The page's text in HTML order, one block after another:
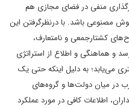
منفی در فضای مجازی هم
مصنوعی باشد. با درنظرگرفتن این
کشتارجمعی و نامتعارف،
و هماهنگی و اطلاع از استراتژی
می‌یابد؛ به دلیل اینکه حتی یک
در میان دولت‌ها و گروه‌های
اطلاعات کافی در مورد عملکرد